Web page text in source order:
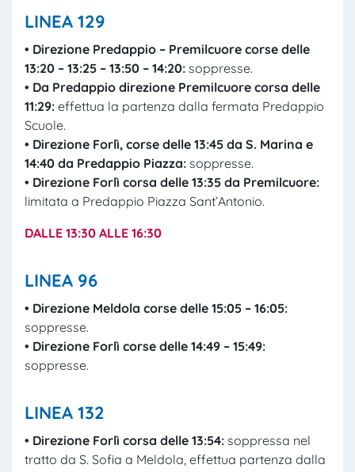
LINEA 129
• Direzione Predappio – Premilcuore corse delle
13:20 – 13:25 – 13:50 – 14:20: soppresse.
• Da Predappio direzione Premilcuore corsa delle
11:29: effettua la partenza dalla fermata Predappio
Scuole.
• Direzione Forlì, corse delle 13:45 da S. Marina e
14:40 da Predappio Piazza: soppresse.
• Direzione Forlì corsa delle 13:35 da Premilcuore:
limitata a Predappio Piazza Sant’Antonio.
DALLE 13:30 ALLE 16:30
LINEA 96
• Direzione Meldola corse delle 15:05 – 16:05:
soppresse.
• Direzione Forlì corse delle 14:49 – 15:49:
soppresse.
LINEA 132
• Direzione Forlì corsa delle 13:54: soppressa nel
tratto da S. Sofia a Meldola, effettua partenza dalla